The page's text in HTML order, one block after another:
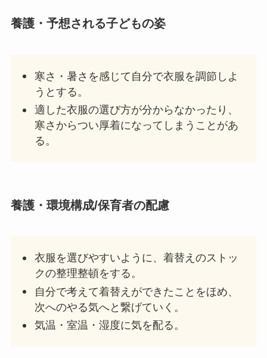
養護・予想される子どもの姿
寒さ・暑さを感じて自分で衣服を調節しよ
うとする。
適した衣服の選び方が分からなかったり、
寒さからつい厚着になってしまうことがあ
る。
養護・環境構成/保育者の配慮
衣服を選びやすいように、着替えのストッ
クの整理整頓をする。
自分で考えて着替えができたことをほめ、
次へのやる気へと繋げていく。
気温・室温・湿度に気を配る。